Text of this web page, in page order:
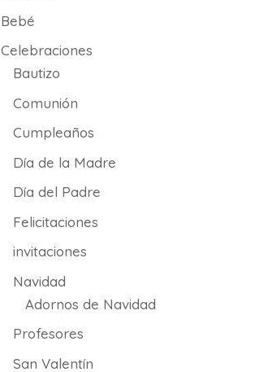
Bebé
Celebraciones
Bautizo
Comunión
Cumpleaños
Día de la Madre
Día del Padre
Felicitaciones
invitaciones
Navidad
Adornos de Navidad
Profesores
San Valentín